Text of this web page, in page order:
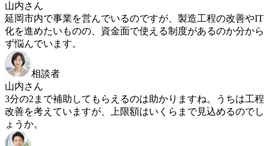
山内さん
延岡市内で事業を営んでいるのですが、製造工程の改善やIT
化を進めたいものの、資金面で使える制度があるのか分から
ず悩んでいます。
相談者
山内さん
3分の2まで補助してもらえるのは助かりますね。うちは工程
改善を考えていますが、上限額はいくらまで見込めるのでし
ょうか。